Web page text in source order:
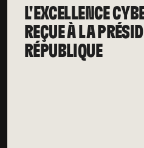
L'EXCELLENCE
REÇUE À LA
RÉPUBLIQUE